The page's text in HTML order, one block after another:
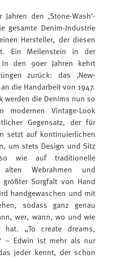
den ‚Stone-Wash‘-
gesamte Denim-Industrie
Hersteller, der diesen
Ein Meilenstein in der
den 90er Jahren kehrt
zurück: das ‚New-
die Handarbeit von 1947.
werden die Denims nun so
Vintage-Look
Gegensatz, der für
setzt auf kontinuierlichen
um stets Design und Sitz
wie auf traditionelle
alten Webrahmen und
Sorgfalt von Hand
handgewaschen und mit
sodass ganz genau
wer, wann, wo und wie
hat. „To create dreams,
– Edwin ist mehr als nur
jeder kennt, der schon